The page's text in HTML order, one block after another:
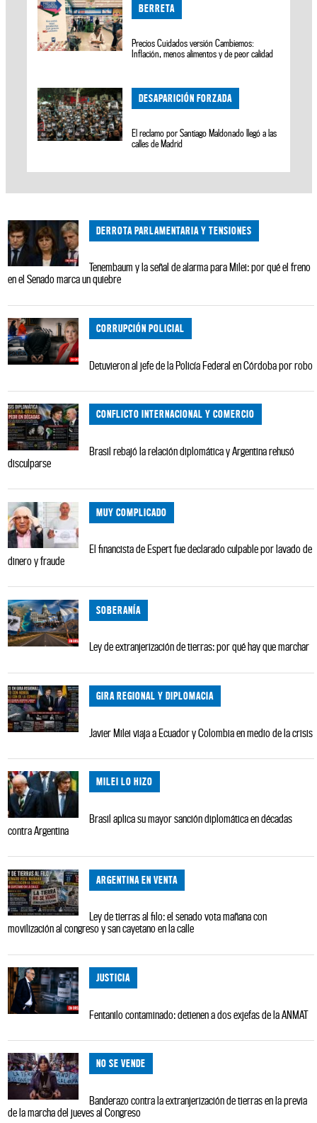
BERRETA
Precios Cuidados versión Cambiemos:
Inflación, menos alimentos y de peor calidad
DESAPARICIÓN FORZADA
El reclamo por Santiago Maldonado llegó a las
calles de Madrid
DERROTA PARLAMENTARIA Y TENSIONES
Tenembaum y la señal de alarma para Milei: por qué el freno
en el Senado marca un quiebre
CORRUPCIÓN POLICIAL
Detuvieron al jefe de la Policía Federal en Córdoba por robo
CONFLICTO INTERNACIONAL Y COMERCIO
Brasil rebajó la relación diplomática y Argentina rehusó
disculparse
MUY COMPLICADO
El financista de Espert fue declarado culpable por lavado de
dinero y fraude
SOBERANÍA
Ley de extranjerización de tierras: por qué hay que marchar
GIRA REGIONAL Y DIPLOMACIA
Javier Milei viaja a Ecuador y Colombia en medio de la crisis
MILEI LO HIZO
Brasil aplica su mayor sanción diplomática en décadas
contra Argentina
ARGENTINA EN VENTA
Ley de tierras al filo: el senado vota mañana con
movilización al congreso y san cayetano en la calle
JUSTICIA
Fentanilo contaminado: detienen a dos exjefas de la ANMAT
NO SE VENDE
Banderazo contra la extranjerización de tierras en la previa
de la marcha del jueves al Congreso